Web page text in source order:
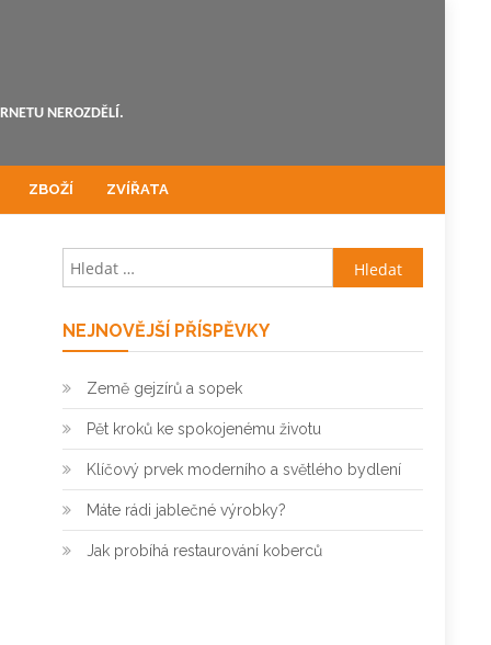
NEROZDĚLÍ.
ZBOŽÍ ZVÍŘATA
Vyhledávání
NEJNOVĚJŠÍ PŘÍSPĚVKY
Země gejzírů a sopek
Pět kroků ke spokojenému životu
Klíčový prvek moderního a světlého bydlení
Máte rádi jablečné výrobky?
Jak probíhá restaurování koberců